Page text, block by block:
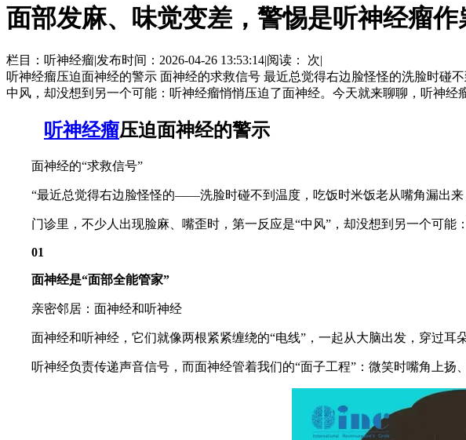
面部发麻、味觉变差，警惕是听神经瘤作
栏目：听神经瘤|发布时间：2026-04-26 13:53:14|阅读： 次|
听神经瘤压迫面神经的警示 面神经的求救信号 最近总觉得右边脸怪怪的洗脸时碰
中风，却没想到另一个可能：听神经瘤悄悄压迫了面神经。今天就来聊聊，听神经
听神经瘤压迫面神经的警示
面神经的“求救信号”
“最近总觉得右边脸怪怪的——洗脸时碰不到温度，吃饭时米饭老从嘴角漏出来
门诊里，不少人出现脸麻、嘴歪时，第一反应是“中风”，却没想到另一个可能
01
面神经是“面部全能管家”
亲密邻居：面神经和听神经
面神经和听神经，它们就像两根紧紧缠绕的“电线”，一起从大脑出发，穿过耳朵
听神经负责传递声音信号，而面神经管着我们的“面子工程”：微笑时嘴角上扬